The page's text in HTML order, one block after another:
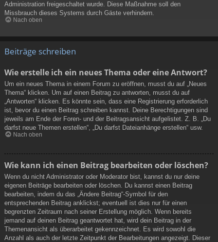
Administration freigeschaltet wurde. Diese Maßnahme soll den
Missbrauch dieses Systems durch Gäste verhindern.
Nach oben
Beiträge schreiben
Wie erstelle ich ein neues Thema oder eine Antwort?
Um ein neues Thema in einem Forum zu eröffnen, musst du auf „Neues
Thema“ klicken. Um auf einen Beitrag zu antworten, musst du auf
„Antworten“ klicken. Es könnte sein, dass eine Registrierung erforderlich
ist, bevor du einen Beitrag schreiben kannst. Deine Berechtigungen sind
jeweils am Ende der Foren- und der Beitragsansicht aufgelistet. Z. B. „Du
darfst neue Themen erstellen“, „Du darfst Dateianhänge erstellen“ usw.
Nach oben
Wie kann ich einen Beitrag bearbeiten oder löschen?
Wenn du nicht Administrator oder Moderator bist, kannst du nur deine
eigenen Beiträge bearbeiten oder löschen. Du kannst einen Beitrag
bearbeiten, indem du das „Ändere Beitrag“-Symbol für den
entsprechenden Beitrag anklickst; eventuell ist dies nur für einen
begrenzten Zeitraum nach seiner Erstellung möglich. Wenn bereits
jemand auf deinen Beitrag geantwortet hat, wird dein Beitrag in der
Themenansicht als überarbeitet gekennzeichnet. Es wird sowohl die
Anzahl als auch der letzte Zeitpunkt der Bearbeitungen angezeigt. Dieser